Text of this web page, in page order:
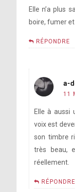
Elle n’a plus
boire, fumer et
RÉPONDRE
a-
11
Elle à aussi
voix est
son timbre
très beau,
réellement.
RÉPONDRE